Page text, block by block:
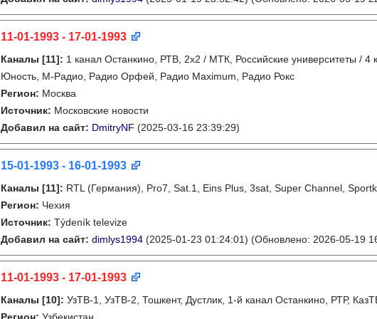
11-01-1993 - 17-01-1993
Каналы [11]: 1 канал Останкино, РТВ, 2х2 / МТК, Российские университеты /
Юность, М-Радио, Радио Орфей, Радио Maximum, Радио Рокс
Регион: Москва
Источник: Московские новости
Добавил на сайт: DmitryNF (2025-03-16 23:39:29)
15-01-1993 - 16-01-1993
Каналы [11]: RTL (Германия), Pro7, Sat.1, Eins Plus, 3sat, Super Channel,
Регион: Чехия
Источник: Týdeník televize
Добавил на сайт: dimlys1994 (2025-01-23 01:24:01) (Обновлено: 2026-05-19
11-01-1993 - 17-01-1993
Каналы [10]: УзТВ-1, УзТВ-2, Тошкент, Дустлик, 1-й канал Останкино, РТР,